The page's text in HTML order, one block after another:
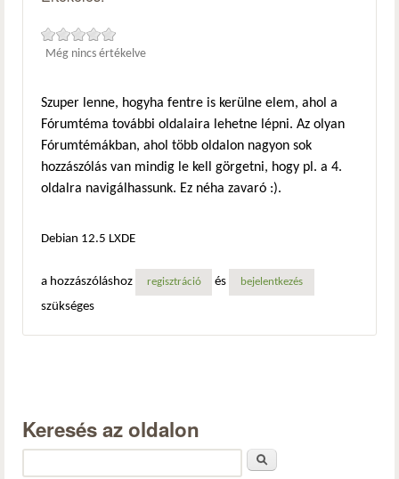
Még nincs értékelve
Szuper lenne, hogyha fentre is kerülne elem, ahol a
Fórumtéma további oldalaira lehetne lépni. Az olyan
Fórumtémákban, ahol több oldalon nagyon sok
hozzászólás van mindig le kell görgetni, hogy pl. a 4.
oldalra navigálhassunk. Ez néha zavaró :).
Debian 12.5 LXDE
a hozzászóláshoz regisztráció és bejelentkezés
szükséges
Keresés az oldalon